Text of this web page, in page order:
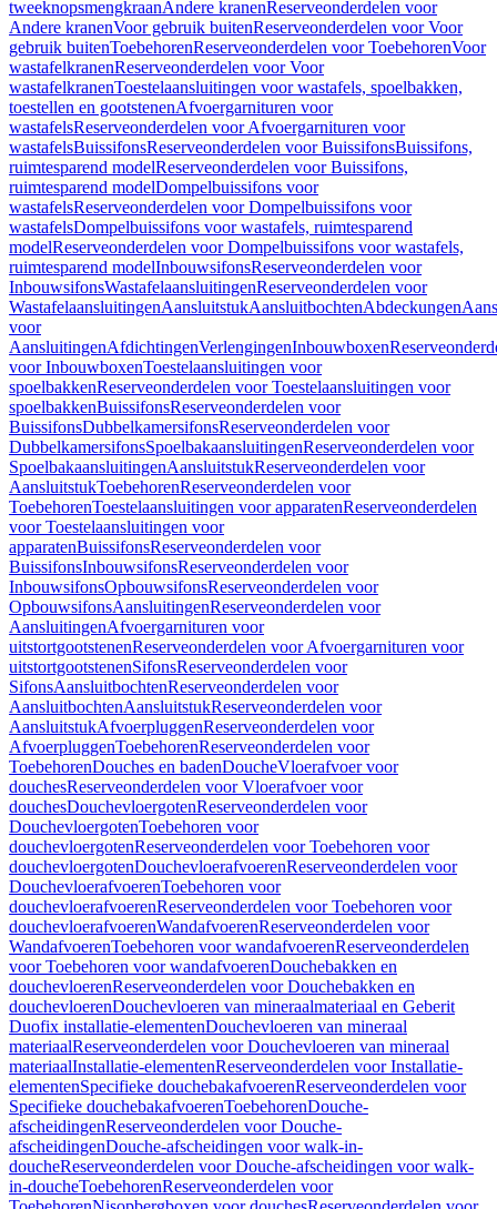
tweeknopsmengkraanAndere kranenReserveonderdelen voor
Andere kranenVoor gebruik buitenReserveonderdelen voor Voor
gebruik buitenToebehorenReserveonderdelen voor ToebehorenVoor
wastafelkranenReserveonderdelen voor Voor
wastafelkranenToestelaansluitingen voor wastafels, spoelbakken,
toestellen en gootstenenAfvoergarnituren voor
wastafelsReserveonderdelen voor Afvoergarnituren voor
wastafelsBuissifonsReserveonderdelen voor BuissifonsBuissifons,
ruimtesparend modelReserveonderdelen voor Buissifons,
ruimtesparend modelDompelbuissifons voor
wastafelsReserveonderdelen voor Dompelbuissifons voor
wastafelsDompelbuissifons voor wastafels, ruimtesparend
modelReserveonderdelen voor Dompelbuissifons voor wastafels,
ruimtesparend modelInbouwsifonsReserveonderdelen voor
InbouwsifonsWastafelaansluitingenReserveonderdelen voor
WastafelaansluitingenAansluitstukAansluitbochtenAbdeckungen
voor
AansluitingenAfdichtingenVerlengingenInbouwboxen
voor InbouwboxenToestelaansluitingen voor
spoelbakkenReserveonderdelen voor Toestelaansluitingen voor
spoelbakkenBuissifonsReserveonderdelen voor
BuissifonsDubbelkamersifonsReserveonderdelen voor
DubbelkamersifonsSpoelbakaansluitingenReserveonderdelen voor
SpoelbakaansluitingenAansluitstukReserveonderdelen voor
AansluitstukToebehorenReserveonderdelen voor
ToebehorenToestelaansluitingen voor apparatenReserveonderdelen
voor Toestelaansluitingen voor
apparatenBuissifonsReserveonderdelen voor
BuissifonsInbouwsifonsReserveonderdelen voor
InbouwsifonsOpbouwsifonsReserveonderdelen voor
OpbouwsifonsAansluitingenReserveonderdelen voor
AansluitingenAfvoergarnituren voor
uitstortgootstenenReserveonderdelen voor Afvoergarnituren voor
uitstortgootstenenSifonsReserveonderdelen voor
SifonsAansluitbochtenReserveonderdelen voor
AansluitbochtenAansluitstukReserveonderdelen voor
AansluitstukAfvoerpluggenReserveonderdelen voor
AfvoerpluggenToebehorenReserveonderdelen voor
ToebehorenDouches en badenDoucheVloerafvoer voor
douchesReserveonderdelen voor Vloerafvoer voor
douchesDouchevloergotenReserveonderdelen voor
DouchevloergotenToebehoren voor
douchevloergotenReserveonderdelen voor Toebehoren voor
douchevloergotenDouchevloerafvoerenReserveonderdelen voor
DouchevloerafvoerenToebehoren voor
douchevloerafvoerenReserveonderdelen voor Toebehoren voor
douchevloerafvoerenWandafvoerenReserveonderdelen voor
WandafvoerenToebehoren voor wandafvoerenReserveonderdelen
voor Toebehoren voor wandafvoerenDouchebakken en
douchevloerenReserveonderdelen voor Douchebakken en
douchevloerenDouchevloeren van mineraalmateriaal en Geberit
Duofix installatie-elementenDouchevloeren van mineraal
materiaalReserveonderdelen voor Douchevloeren van mineraal
materiaalInstallatie-elementenReserveonderdelen voor Installatie-
elementenSpecifieke douchebakafvoerenReserveonderdelen voor
Specifieke douchebakafvoerenToebehorenDouche-
afscheidingenReserveonderdelen voor Douche-
afscheidingenDouche-afscheidingen voor walk-in-
doucheReserveonderdelen voor Douche-afscheidingen voor walk-
in-doucheToebehorenReserveonderdelen voor